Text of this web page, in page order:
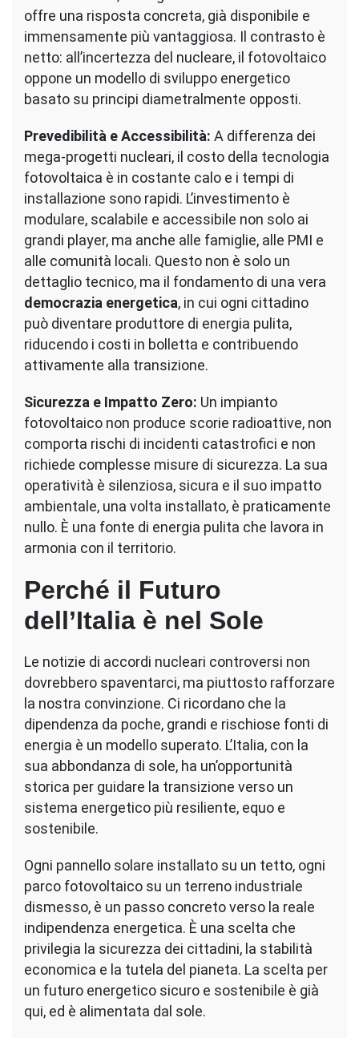
offre una risposta concreta, già disponibile e
immensamente più vantaggiosa. Il contrasto è
netto: all’incertezza del nucleare, il fotovoltaico
oppone un modello di sviluppo energetico
basato su principi diametralmente opposti.
Prevedibilità e Accessibilità: A differenza dei
mega-progetti nucleari, il costo della tecnologia
fotovoltaica è in costante calo e i tempi di
installazione sono rapidi. L’investimento è
modulare, scalabile e accessibile non solo ai
grandi player, ma anche alle famiglie, alle PMI e
alle comunità locali. Questo non è solo un
dettaglio tecnico, ma il fondamento di una vera
democrazia energetica, in cui ogni cittadino
può diventare produttore di energia pulita,
riducendo i costi in bolletta e contribuendo
attivamente alla transizione.
Sicurezza e Impatto Zero: Un impianto
fotovoltaico non produce scorie radioattive, non
comporta rischi di incidenti catastrofici e non
richiede complesse misure di sicurezza. La sua
operatività è silenziosa, sicura e il suo impatto
ambientale, una volta installato, è praticamente
nullo. È una fonte di energia pulita che lavora in
armonia con il territorio.
Perché il Futuro
dell’Italia è nel Sole
Le notizie di accordi nucleari controversi non
dovrebbero spaventarci, ma piuttosto rafforzare
la nostra convinzione. Ci ricordano che la
dipendenza da poche, grandi e rischiose fonti di
energia è un modello superato. L’Italia, con la
sua abbondanza di sole, ha un’opportunità
storica per guidare la transizione verso un
sistema energetico più resiliente, equo e
sostenibile.
Ogni pannello solare installato su un tetto, ogni
parco fotovoltaico su un terreno industriale
dismesso, è un passo concreto verso la reale
indipendenza energetica. È una scelta che
privilegia la sicurezza dei cittadini, la stabilità
economica e la tutela del pianeta. La scelta per
un futuro energetico sicuro e sostenibile è già
qui, ed è alimentata dal sole.